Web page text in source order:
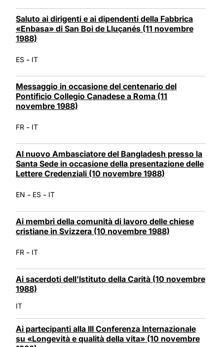
Saluto ai dirigenti e ai dipendenti della Fabbrica
«Enbasa» di San Boi de Lluçanés (11 novembre
1988)
ES - IT
Messaggio in occasione del centenario del
Pontificio Collegio Canadese a Roma (11
novembre 1988)
FR - IT
Al nuovo Ambasciatore del Bangladesh presso la
Santa Sede in occasione della presentazione delle
Lettere Credenziali (10 novembre 1988)
EN - ES - IT
Ai membri della comunità di lavoro delle chiese
cristiane in Svizzera (10 novembre 1988)
FR - IT
Ai sacerdoti dell'Istituto della Carità (10 novembre
1988)
IT
Ai partecipanti alla III Conferenza Internazionale
su «Longevità e qualità della vita» (10 novembre